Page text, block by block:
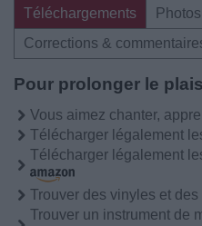
Téléchargements
Photos
Corrections &
Pour prolonger le
Vous aimez chanter,
Télécharger légalement
Télécharger légalement
Trouver des vinyles et des
Trouver un instrument de